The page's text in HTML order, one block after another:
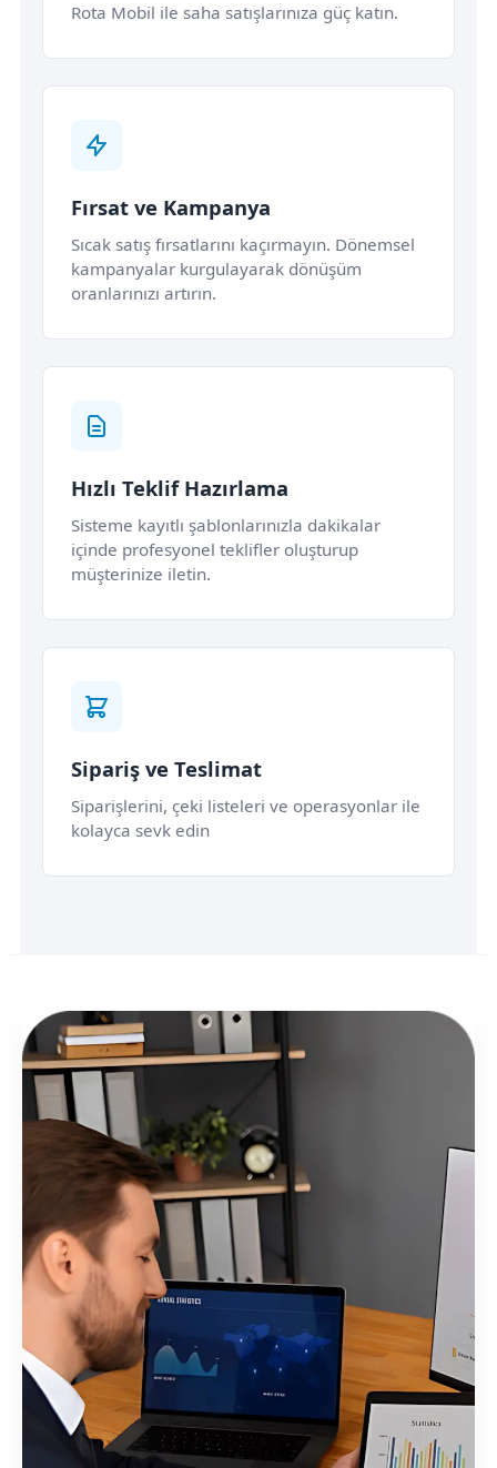
Rota Mobil ile saha satışlarınıza güç katın.
Fırsat ve Kampanya
Sıcak satış fırsatlarını kaçırmayın. Dönemsel
kampanyalar kurgulayarak dönüşüm
oranlarınızı artırın.
Hızlı Teklif Hazırlama
Sisteme kayıtlı şablonlarınızla dakikalar
içinde profesyonel teklifler oluşturup
müşterinize iletin.
Sipariş ve Teslimat
Siparişlerini, çeki listeleri ve operasyonlar ile
kolayca sevk edin